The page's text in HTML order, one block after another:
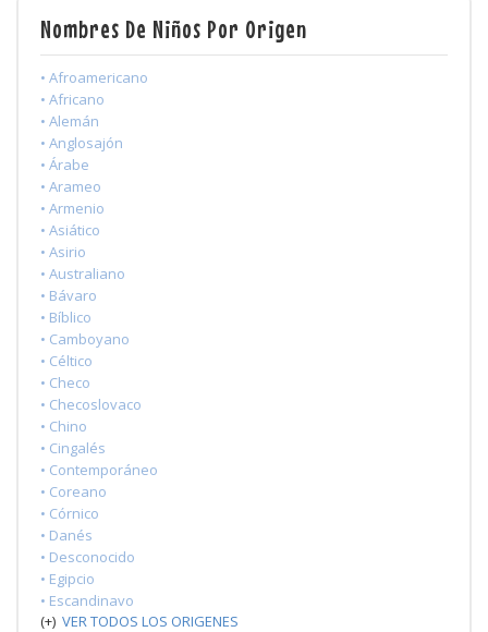
Nombres De Niños Por Origen
• Afroamericano
• Africano
• Alemán
• Anglosajón
• Árabe
• Arameo
• Armenio
• Asiático
• Asirio
• Australiano
• Bávaro
• Bíblico
• Camboyano
• Céltico
• Checo
• Checoslovaco
• Chino
• Cingalés
• Contemporáneo
• Coreano
• Córnico
• Danés
• Desconocido
• Egipcio
• Escandinavo
(+) VER TODOS LOS ORIGENES